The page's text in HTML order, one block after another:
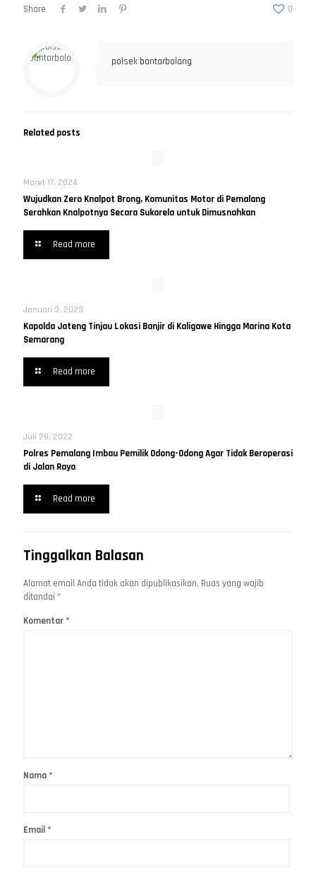
Share 0
polsek bantarbolang
Related posts
Maret 17, 2024
Wujudkan Zero Knalpot Brong, Komunitas Motor di Pemalang
Serahkan Knalpotnya Secara Sukarela untuk Dimusnahkan
Read more
Januari 3, 2023
Kapolda Jateng Tinjau Lokasi Banjir di Kaligawe Hingga Marina Kota
Semarang
Read more
Juli 28, 2022
Polres Pemalang Imbau Pemilik Odong-Odong Agar Tidak Beroperasi
di Jalan Raya
Read more
Tinggalkan Balasan
Alamat email Anda tidak akan dipublikasikan. Ruas yang wajib
ditandai *
Komentar *
Nama *
Email *